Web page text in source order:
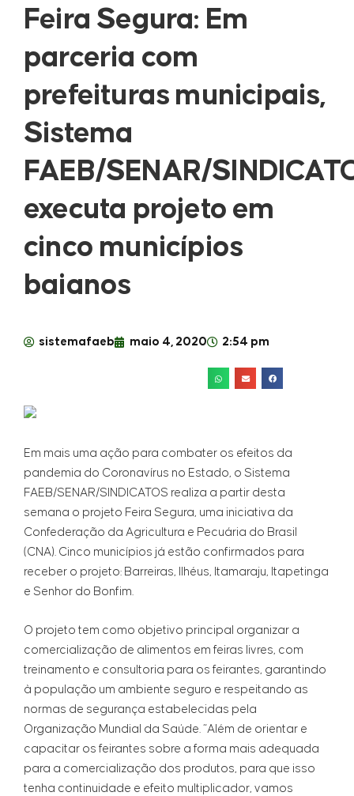
Feira Segura: Em
parceria com
prefeituras municipais,
Sistema
FAEB/SENAR/
executa projeto em
cinco municípios
baianos
sistemafaeb maio 4, 2020 2:54 pm
Em mais uma ação para combater os efeitos da
pandemia do Coronavírus no Estado, o Sistema
FAEB/SENAR/SINDICATOS realiza a partir desta
semana o projeto Feira Segura, uma iniciativa da
Confederação da Agricultura e Pecuária do Brasil
(CNA). Cinco municípios já estão confirmados para
receber o projeto: Barreiras, Ilhéus, Itamaraju, Itapetinga
e Senhor do Bonfim.
O projeto tem como objetivo principal organizar a
comercialização de alimentos em feiras livres, com
treinamento e consultoria para os feirantes, garantindo
à população um ambiente seguro e respeitando as
normas de segurança estabelecidas pela
Organização Mundial da Saúde. “Além de orientar e
capacitar os feirantes sobre a forma mais adequada
para a comercialização dos produtos, para que isso
tenha continuidade e efeito multiplicador, vamos